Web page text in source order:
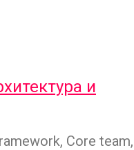
и
Core team,